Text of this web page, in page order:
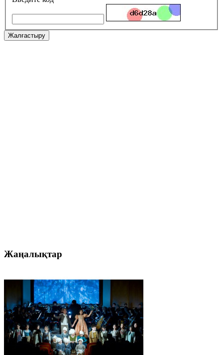
Жалғастыру
Жаңалықтар